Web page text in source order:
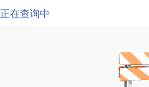
正在查询中